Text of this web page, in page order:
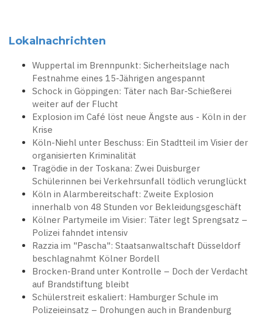
Lokalnachrichten
Wuppertal im Brennpunkt: Sicherheitslage nach
Festnahme eines 15-Jährigen angespannt
Schock in Göppingen: Täter nach Bar-Schießerei
weiter auf der Flucht
Explosion im Café löst neue Ängste aus - Köln in der
Krise
Köln-Niehl unter Beschuss: Ein Stadtteil im Visier der
organisierten Kriminalität
Tragödie in der Toskana: Zwei Duisburger
Schülerinnen bei Verkehrsunfall tödlich verunglückt
Köln in Alarmbereitschaft: Zweite Explosion
innerhalb von 48 Stunden vor Bekleidungsgeschäft
Kölner Partymeile im Visier: Täter legt Sprengsatz –
Polizei fahndet intensiv
Razzia im "Pascha": Staatsanwaltschaft Düsseldorf
beschlagnahmt Kölner Bordell
Brocken-Brand unter Kontrolle – Doch der Verdacht
auf Brandstiftung bleibt
Schülerstreit eskaliert: Hamburger Schule im
Polizeieinsatz – Drohungen auch in Brandenburg